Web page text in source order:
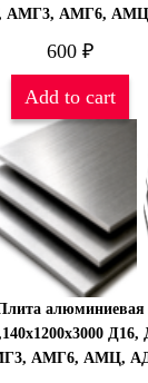
АМГ3, АМГ6,
600 ₽
Add to cart
алюминиевая
Д16,
АМГ6, АМЦ,